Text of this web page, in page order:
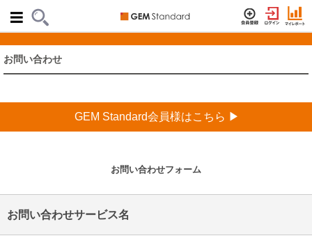
お問い合わせ
GEM Standard会員様はこちら ▶
お問い合わせフォーム
お問い合わせサービス名